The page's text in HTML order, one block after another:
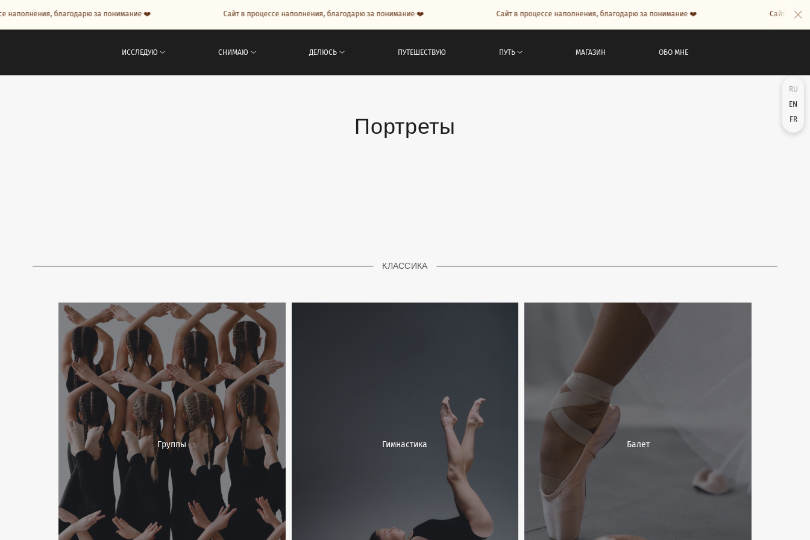
ИССЛЕДУЮ СНИМАЮ ДЕЛЮСЬ ПУТЕШЕСТВУЮ ПУТЬ МАГАЗИН ОБО МНЕ
Портреты
КЛАССИКА
Группы Гимнастика Балет
RU
EN
FR
наполнения, благодарю за понимание ❤️ Сайт в процессе наполнения, благодарю за понимание ❤️ Сайт в процессе наполнения, благодарю за понимание ❤️ Сайт в